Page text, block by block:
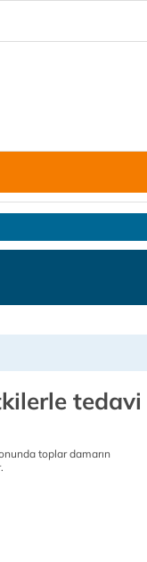
tedavi
toplar damarın